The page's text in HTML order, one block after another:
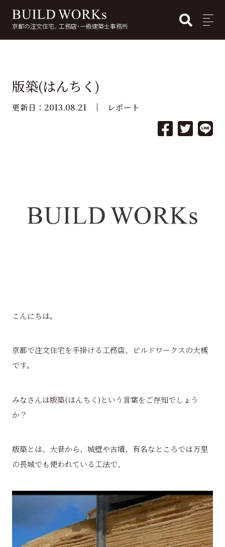
京都の注文住宅。工務店・一級建築士事務所 MENU
版築(はんちく)
更新日： 2013.08.21 レポート
こんにちは。
京都で注文住宅を手掛ける工務店、ビルドワークスの大槻
です。
みなさんは版築(はんちく)という言葉をご存知でしょう
か？
版築とは、大昔から、城壁や古墳、有名なところでは万里
の長城でも使われている工法で、